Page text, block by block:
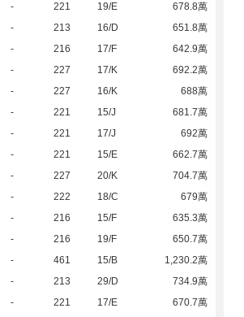
- 221 19/E
678.8萬
- 213 16/D
651.8萬
- 216 17/F
642.9萬
- 227 17/K
692.2萬
- 227 16/K
688萬
- 221 15/J
681.7萬
- 221 17/J
692萬
- 221 15/E
662.7萬
- 227 20/K
704.7萬
- 222 18/C
679萬
- 216 15/F
635.3萬
- 216 19/F
650.7萬
- 461 15/B
1,230.2萬
- 213 29/D
734.9萬
- 221 17/E
670.7萬